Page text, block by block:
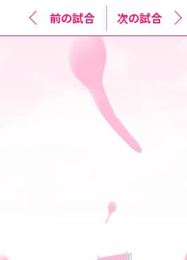
前の試合 次の試合